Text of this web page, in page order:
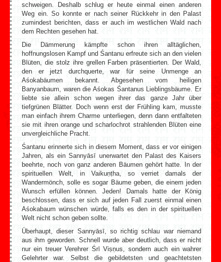
schweigen. Deshalb schlug er heute einmal einen anderen
Weg ein. So konnte er nach seiner Rückkehr in den Palast
zumindest berichten, dass er auch im westlichen Wald nach
dem Rechten gesehen hat.
Die Dämmerung kämpfte schon ihren alltäglichen,
hoffnungslosen Kampf und Śantanu erfreute sich an den vielen
Blüten, die stolz ihre grellen Farben präsentierten. Der Wald,
den er jetzt durchquerte, war für seine Unmenge an
Aśokabäumen bekannt. Abgesehen vom heiligen
Banyanbaum, waren die Aśokas Śantanus Lieblingsbäume. Er
liebte sie allein schon wegen ihrer das ganze Jahr über
tiefgrünen Blätter. Doch wenn erst der Frühling kam, musste
man einfach ihrem Charme unterliegen, denn dann entfalteten
sie mit ihren orange und scharlochrot strahlenden Blüten eine
unvergleichliche Pracht.
Śantanu erinnerte sich in diesem Moment, dass er vor einigen
Jahren, als ein Sannyāsī unerwartet den Palast des Kaisers
beehrte, noch von ganz anderen Bäumen gehört hatte. In der
spirituellen Welt, in Vaikuṇṭha, so verriet damals der
Wandermönch, solle es sogar Bäume geben, die einem jeden
Wunsch erfüllen können. Jeden! Damals hatte der König
beschlossen, dass er sich auf jeden Fall zuerst einmal einen
Aśokabaum wünschen würde, falls es den in der spirituellen
Welt nicht schon geben sollte.
Überhaupt, dieser Sannyāsī, so richtig schlau war niemand
aus ihm geworden. Schnell wurde aber deutlich, dass er nicht
nur ein treuer Verehrer Śrī Viṣṇus, sondern auch ein wahrer
Gelehrter war. Selbst die gebildetsten und geachtetsten